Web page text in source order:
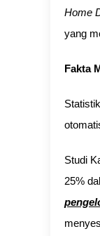
Home
yang
Fakta
Studi
25%